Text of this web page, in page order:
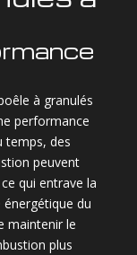
à granulés
performance
temps, des
peuvent
qui entrave la
énergétique du
maintenir le
plus